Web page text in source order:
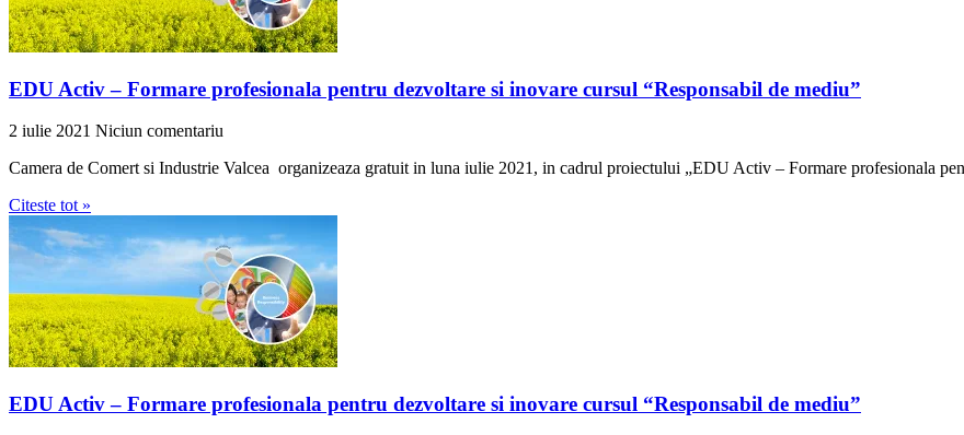
EDU Activ – Formare profesionala pentru dezvoltare si inovare cursul “Responsabil de mediu”
2 iulie 2021 Niciun comentariu
Camera de Comert si Industrie Valcea organizeaza gratuit in luna iulie 2021, in cadrul proiectului „EDU Activ – Formare profesionala
Citeste tot »
EDU Activ – Formare profesionala pentru dezvoltare si inovare cursul “Responsabil de mediu”